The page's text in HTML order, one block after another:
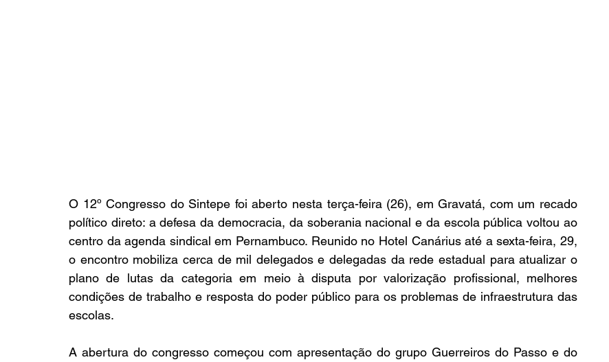
O 12º Congresso do Sintepe foi aberto nesta terça-feira (26), em Gravatá, com um recado
político direto: a defesa da democracia, da soberania nacional e da escola pública voltou ao
centro da agenda sindical em Pernambuco. Reunido no Hotel Canárius até a sexta-feira, 29,
o encontro mobiliza cerca de mil delegados e delegadas da rede estadual para atualizar o
plano de lutas da categoria em meio à disputa por valorização profissional, melhores
condições de trabalho e resposta do poder público para os problemas de infraestrutura das
escolas.
A abertura do congresso começou com apresentação do grupo Guerreiros do Passo e do